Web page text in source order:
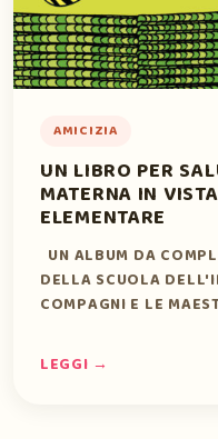
AMICIZIA
UN LIBRO PER
MATERNA IN
ELEMENTARE
UN ALBUM DA
DELLA SCUOLA
COMPAGNI E LE
LEGGI →